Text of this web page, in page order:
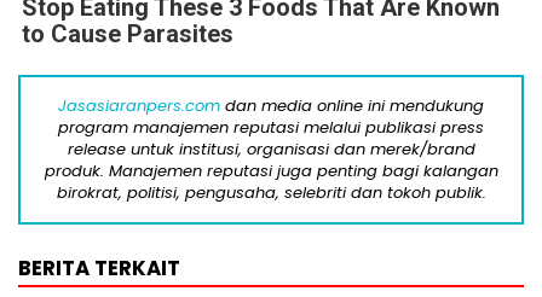
Stop Eating These 3 Foods That Are Known
to Cause Parasites
Jasasiaranpers.com dan media online ini mendukung
program manajemen reputasi melalui publikasi press
release untuk institusi, organisasi dan merek/brand
produk. Manajemen reputasi juga penting bagi kalangan
birokrat, politisi, pengusaha, selebriti dan tokoh publik.
BERITA TERKAIT